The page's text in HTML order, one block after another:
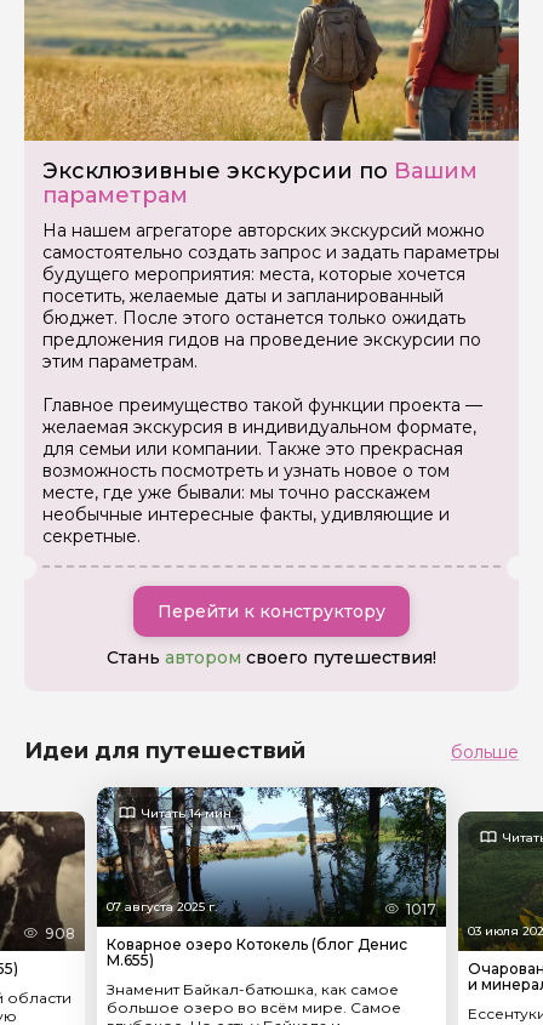
Эксклюзивные экскурсии по Вашим
параметрам
На нашем агрегаторе авторских экскурсий можно
самостоятельно создать запрос и задать параметры
будущего мероприятия: места, которые хочется
посетить, желаемые даты и запланированный
бюджет. После этого останется только ожидать
предложения гидов на проведение экскурсии по
этим параметрам.
Главное преимущество такой функции проекта —
желаемая экскурсия в индивидуальном формате,
для семьи или компании. Также это прекрасная
возможность посмотреть и узнать новое о том
месте, где уже бывали: мы точно расскажем
необычные интересные факты, удивляющие и
секретные.
Перейти к конструктору
Стань автором своего путешествия!
Идеи для путешествий больше
908
области
Читать 14 мин
07 августа 2025 г.
1017
Коварное озеро Котокель (блог Денис
М.655)
Знаменит Байкал-батюшка, как самое
большое озеро во всём мире. Самое
03 июля
и
Ваша электронная почта
Ваш номер телефона
Вопросы и комментарии
задать
Я даю своё согласие на обработку персональных
данных
Отправить